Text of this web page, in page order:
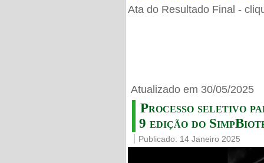
Ata do Resultado Final -
Atualizado em 30/05/2025
Processo seletivo
9 edição do
Publicado: 14 Janeiro 2025